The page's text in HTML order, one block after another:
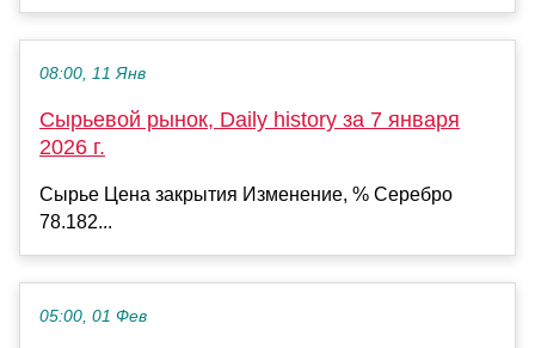
08:00, 11 Янв
Сырьевой рынок, Daily history за 7 января
2026 г.
Сырье Цена закрытия Изменение, % Серебро
78.182...
05:00, 01 Фев